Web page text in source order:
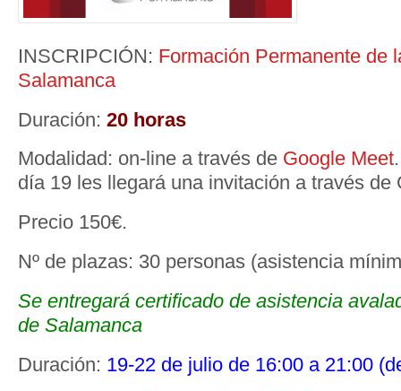
INSCRIPCIÓN: Formación Permanente de
Salamanca
Duración: 20 horas
Modalidad: on-line a través de Google Meet
día 19 les llegará una invitación a través de
Precio 150€.
Nº de plazas: 30 personas (asistencia
Se entregará certificado de asistencia
de Salamanca
Duración: 19-22 de julio de 16:00 a 21:00